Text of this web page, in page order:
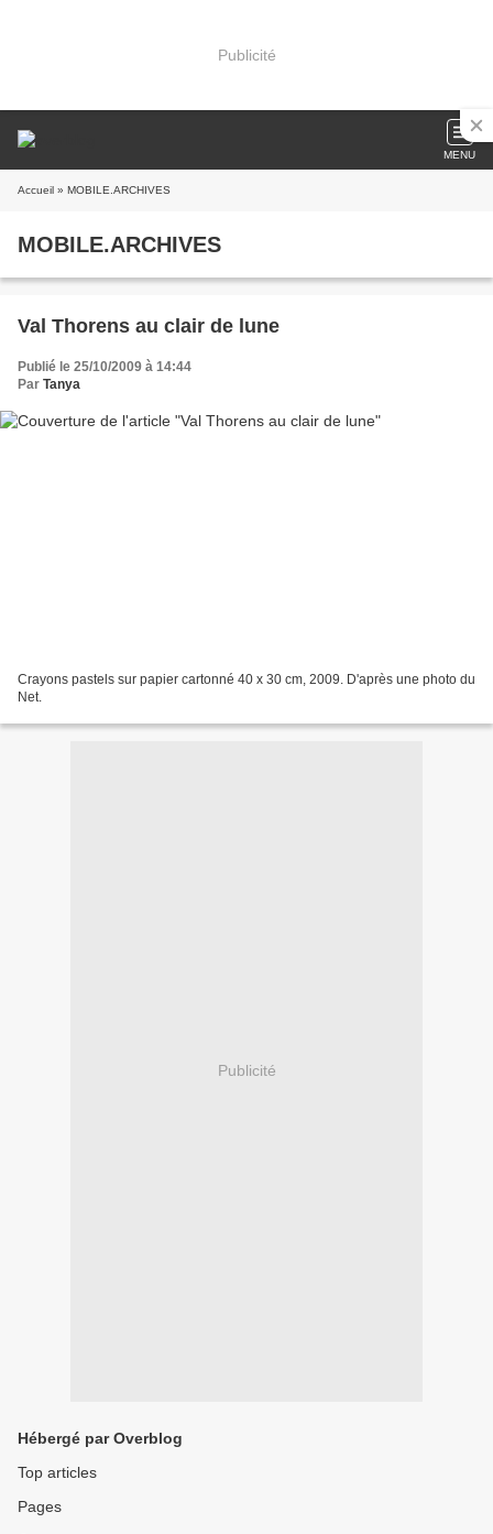
Publicité
MENU
Accueil » MOBILE.ARCHIVES
MOBILE.ARCHIVES
Val Thorens au clair de lune
Publié le 25/10/2009 à 14:44
Par Tanya
Crayons pastels sur papier cartonné 40 x 30 cm, 2009. D'après une photo du
Net.
Publicité
Hébergé par Overblog
Top articles
Pages